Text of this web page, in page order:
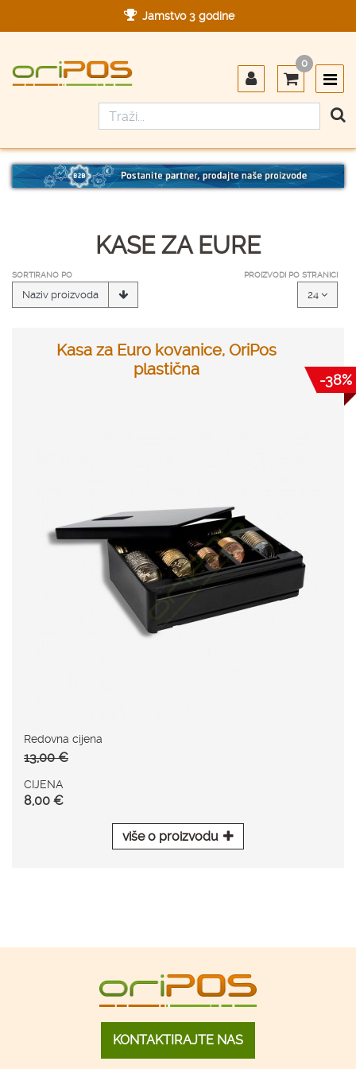
Jamstvo 3 godine
Designed in Germany
Made in Germany
0
KASE ZA EURE
SORTIRANO PO
Naziv proizvoda
PROIZVODI PO STRANICI
24
Kasa za Euro kovanice, OriPos
plastična
Redovna cijena
13,00 €
CIJENA
8,00 €
više o proizvodu
-38%
KONTAKTIRAJTE NAS